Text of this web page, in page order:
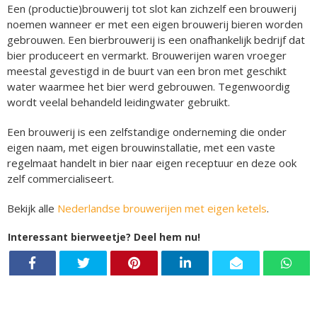
Een (productie)brouwerij tot slot kan zichzelf een brouwerij
noemen wanneer er met een eigen brouwerij bieren worden
gebrouwen. Een bierbrouwerij is een onafhankelijk bedrijf dat
bier produceert en vermarkt. Brouwerijen waren vroeger
meestal gevestigd in de buurt van een bron met geschikt
water waarmee het bier werd gebrouwen. Tegenwoordig
wordt veelal behandeld leidingwater gebruikt.
Een brouwerij is een zelfstandige onderneming die onder
eigen naam, met eigen brouwinstallatie, met een vaste
regelmaat handelt in bier naar eigen receptuur en deze ook
zelf commercialiseert.
Bekijk alle Nederlandse brouwerijen met eigen ketels.
Interessant bierweetje? Deel hem nu!